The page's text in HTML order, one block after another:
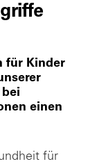
für Kinder
einen
für